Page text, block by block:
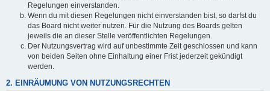
Regelungen einverstanden.
Wenn du mit diesen Regelungen nicht einverstanden bist, so darfst du
das Board nicht weiter nutzen. Für die Nutzung des Boards gelten
jeweils die an dieser Stelle veröffentlichten Regelungen.
Der Nutzungsvertrag wird auf unbestimmte Zeit geschlossen und kann
von beiden Seiten ohne Einhaltung einer Frist jederzeit gekündigt
werden.
2. EINRÄUMUNG VON NUTZUNGSRECHTEN